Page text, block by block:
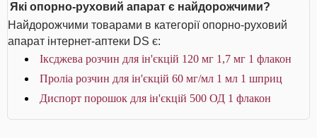
Які опорно-руховий апарат є найдорожчими?
Найдорожчими товарами в категорії опорно-руховий
апарат інтернет-аптеки DS є:
Іксджева розчин для ін'єкцій 120 мг 1,7 мг 1 флакон
Проліа розчин для ін'єкцій 60 мг/мл 1 мл 1 шприц
Диспорт порошок для ін'єкцій 500 ОД 1 флакон